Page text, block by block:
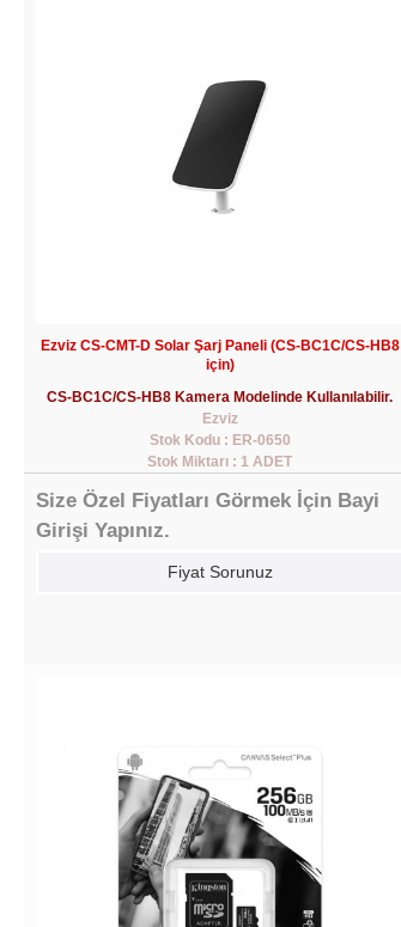
Ezviz CS-CMT-D Solar Şarj Paneli (CS-BC1C/CS-HB8
için)
CS-BC1C/CS-HB8 Kamera Modelinde Kullanılabilir.
Ezviz
Stok Kodu : ER-0650
Stok Miktarı : 1 ADET
Size Özel Fiyatları Görmek İçin Bayi
Girişi Yapınız.
Fiyat Sorunuz